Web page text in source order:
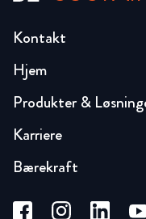
Hjem
Produkter &
Karriere
Bærekraft
Kontakt